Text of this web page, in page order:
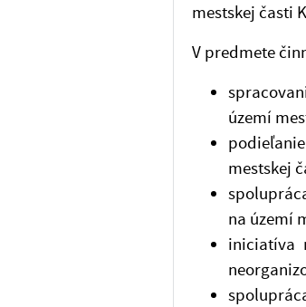
mestskej časti
V predmete
území
mestskej
na území
iniciatíva